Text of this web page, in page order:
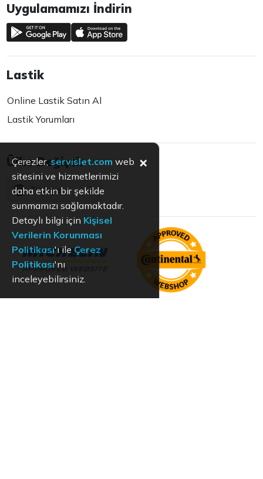
Uygulamamızı İndirin
Lastik
Online Lastik Satın Al
Lastik Yorumları
Ülke Değiştir
Türkiye
Çerezler, servislet.com web
sitesini ve hizmetlerimizi
daha etkin bir şekilde
sunmamızı sağlamaktadır.
Detaylı bilgi için Kişisel
Verilerin Korunması
Politikası'ı ileÇerez
Politikası'nı
inceleyebilirsiniz.
×